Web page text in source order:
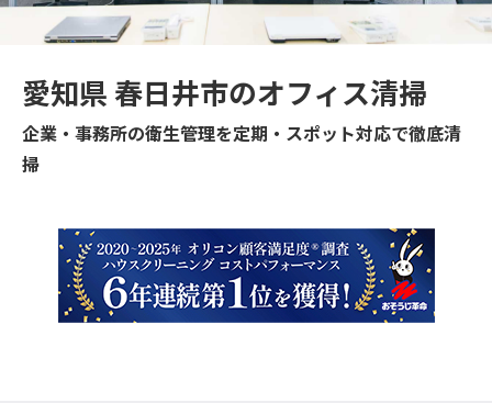
愛知県 春日井市のオフィス清掃
企業・事務所の衛生管理を定期・スポット対応で徹底清
掃